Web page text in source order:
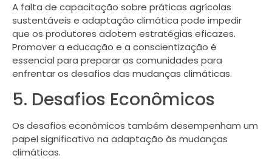
A falta de capacitação sobre práticas agrícolas
sustentáveis e adaptação climática pode impedir
que os produtores adotem estratégias eficazes.
Promover a educação e a conscientização é
essencial para preparar as comunidades para
enfrentar os desafios das mudanças climáticas.
5. Desafios Econômicos
Os desafios econômicos também desempenham um
papel significativo na adaptação às mudanças
climáticas.